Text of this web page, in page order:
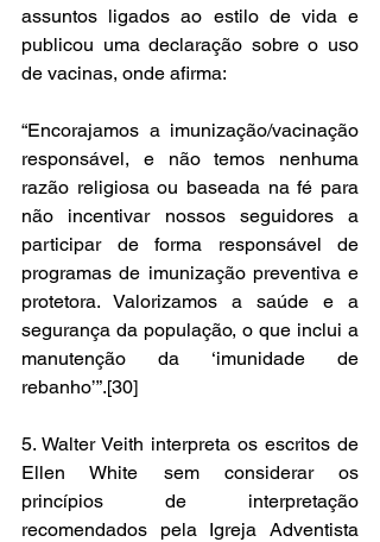
assuntos ligados ao estilo de vida e
publicou uma declaração sobre o uso
de vacinas, onde afirma:
“Encorajamos a imunização/vacinação
responsável, e não temos nenhuma
razão religiosa ou baseada na fé para
não incentivar nossos seguidores a
participar de forma responsável de
programas de imunização preventiva e
protetora. Valorizamos a saúde e a
segurança da população, o que inclui a
manutenção da ‘imunidade de
rebanho’”.[30]
5. Walter Veith interpreta os escritos de
Ellen White sem considerar os
princípios de interpretação
recomendados pela Igreja Adventista